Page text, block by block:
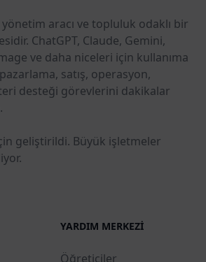
aracı ve topluluk odaklı bir
ChatGPT, Claude, Gemini,
ve daha niceleri için kullanıma
satış, operasyon,
desteği görevlerini dakikalar
geliştirildi. Büyük işletmeler
YARDIM MERKEZI
Öğreticiler